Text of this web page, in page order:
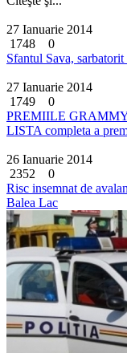
27 Ianuarie 2014
1748
0
Sfantul Sava,
27 Ianuarie 2014
1749
0
PREMIILE GRAMMY
LISTA completa a
26 Ianuarie 2014
2352
0
Risc insemnat de
Balea Lac